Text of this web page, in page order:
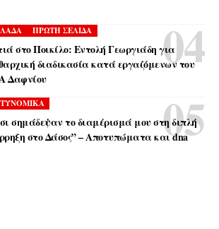
ΠΡΩΤΗ ΣΕΛΙΔΑ
στο Ποικίλο: Εντολή Γεωργιάδη για
διαδικασία κατά εργαζόμενων του
Δαφνίου
σημάδεψαν το διαμέρισμά μου στη διπλή
στο Δάσος” – Αποτυπώματα και dna